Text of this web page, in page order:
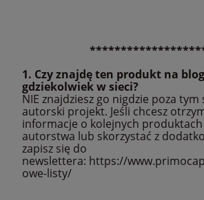
1. Czy znajdę ten produkt na
gdziekolwiek w sieci?
NIE znajdziesz go nigdzie poza tym
autorski projekt. Jeśli chcesz
informacje o kolejnych
autorstwa lub skorzystać z
zapisz się do
newslettera: https://
owe-listy/